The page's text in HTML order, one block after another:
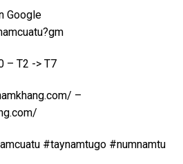
Google
– T2 -> T7
–
#taynamtugo #numnamtu